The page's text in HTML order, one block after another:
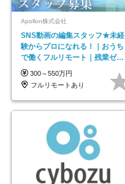
Apollon株式会社
SNS動画の編集スタッフ★未経
験からプロになれる！｜おうち
で働くフルリモート｜残業ゼロ
で18時退勤◎
300～550万円
フルリモートあり